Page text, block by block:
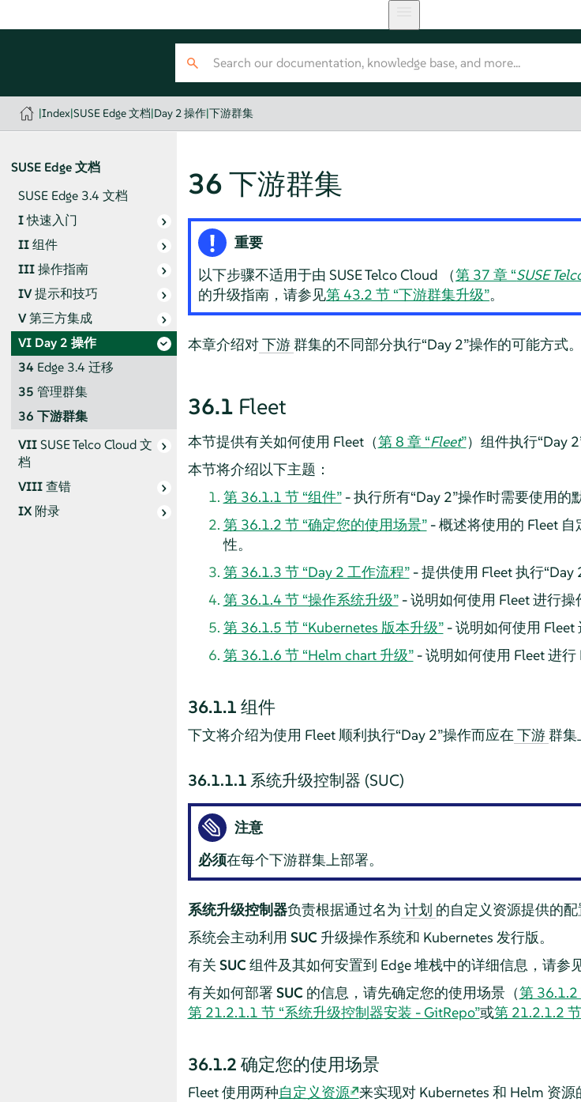
|Index|SUSE Edge 文档|Day 2 操作|下游群集
SUSE Edge 文档
SUSE Edge 3.4 文档
I快速入门
II组件
III操作指南
IV提示和技巧
V第三方集成
VI Day 2 操作
34 Edge 3.4 迁移
35 管理群集
36 下游群集
VIISUSE Telco Cloud 文
档
VIII查错
IX 附录
36 下游群集
重要
以下步骤不适用于由 SUSE Telco Cloud （第 37 章 “SUSE
的升级指南，请参见第 43.2 节 “下游群集升级”。
本章介绍对 下游 群集的不同部分执行“Day 2”操作的可能方式。
36.1 Fleet
本节提供有关如何使用 Fleet（第 8 章 “Fleet”）组件执行“Day
本节将介绍以下主题：
第 36.1.1 节 “组件”- 执行所有“Day 2”操作时需要使用的
第 36.1.2 节 “确定您的使用场景”- 概述将使用的 Fleet 自
性。
第 36.1.3 节 “Day 2 工作流程”- 提供使用 Fleet 执行“Day
第 36.1.4 节 “操作系统升级”- 说明如何使用 Fleet 进行操
第 36.1.5 节 “Kubernetes 版本升级”- 说明如何使用 Fleet
第 36.1.6 节 “Helm chart 升级”- 说明如何使用 Fleet 进行
36.1.1 组件
下文将介绍为使用 Fleet 顺利执行“Day 2”操作而应在 下游 群集
36.1.1.1 系统升级控制器 (SUC)
注意
必须在每个下游群集上部署。
系统升级控制器负责根据通过名为 计划 的自定义资源提供的配
系统会主动利用 SUC升级操作系统和 Kubernetes 发行版。
有关 SUC组件及其如何安置到 Edge 堆栈中的详细信息，请参
有关如何部署SUC的信息，请先确定您的使用场景（第 36.1.2
第 21.2.1.1 节 “系统升级控制器安装 - GitRepo”或第 21.2.1.2
36.1.2 确定您的使用场景
Fleet 使用两种自定义资源 来实现对 Kubernetes 和 Helm 资源